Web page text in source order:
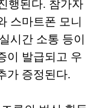
행된다. 참가자
스마트폰 모니
시간 소통 등이
이 발급되고 우
가 증정된다.